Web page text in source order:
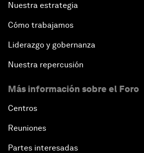
An Insight, An Idea with Arun Jaitley
India Economic Outlook
Educating beyond the Margins
Himalayan Stand-Off
Nuestra estrategia
Cómo trabajamos
Liderazgo y gobernanza
Nuestra repercusión
Más información sobre el Foro
Centros
Reuniones
Partes interesadas